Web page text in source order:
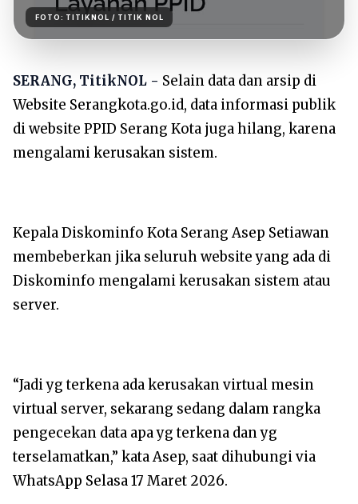
FOTO: TITIKNOL / TITIK NOL
SERANG, TitikNOL - Selain data dan arsip di
Website Serangkota.go.id, data informasi publik
di website PPID Serang Kota juga hilang, karena
mengalami kerusakan sistem.
Kepala Diskominfo Kota Serang Asep Setiawan
membeberkan jika seluruh website yang ada di
Diskominfo mengalami kerusakan sistem atau
server.
“Jadi yg terkena ada kerusakan virtual mesin
virtual server, sekarang sedang dalam rangka
pengecekan data apa yg terkena dan yg
terselamatkan,” kata Asep, saat dihubungi via
WhatsApp Selasa 17 Maret 2026.